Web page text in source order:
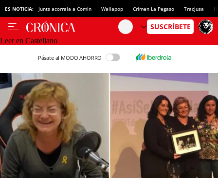
ES NOTICIA: Junts acorrala a Comín Wallapop Crimen La Pegaso Tracjusa
Leer en Castellano
Pásate al MODO AHORRO